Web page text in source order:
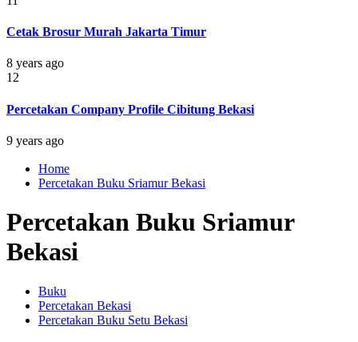
Cetak Brosur Murah Jakarta Timur
8 years ago
12
Percetakan Company Profile Cibitung Bekasi
9 years ago
Home
Percetakan Buku Sriamur Bekasi
Percetakan Buku Sriamur
Bekasi
Buku
Percetakan Bekasi
Percetakan Buku Setu Bekasi